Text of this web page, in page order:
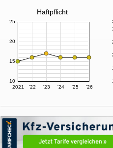
Haftpflicht
2021 '22 '23 '24 '25 '26
10
15
20
25